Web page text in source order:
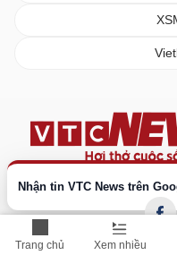
Trang chủ Xem nhiều
Nhận tin VTC News trên